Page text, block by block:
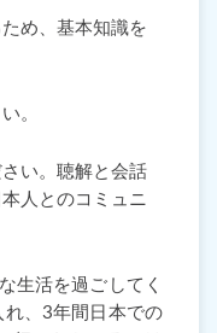
め、基本知識を
。
い。聴解と会話
人とのコミュニ
生活を過ごしてく
れ、3年間日本での